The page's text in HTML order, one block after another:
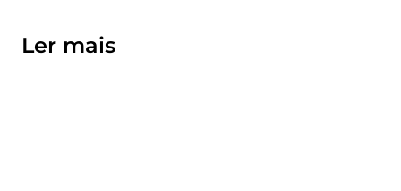
Ler mais